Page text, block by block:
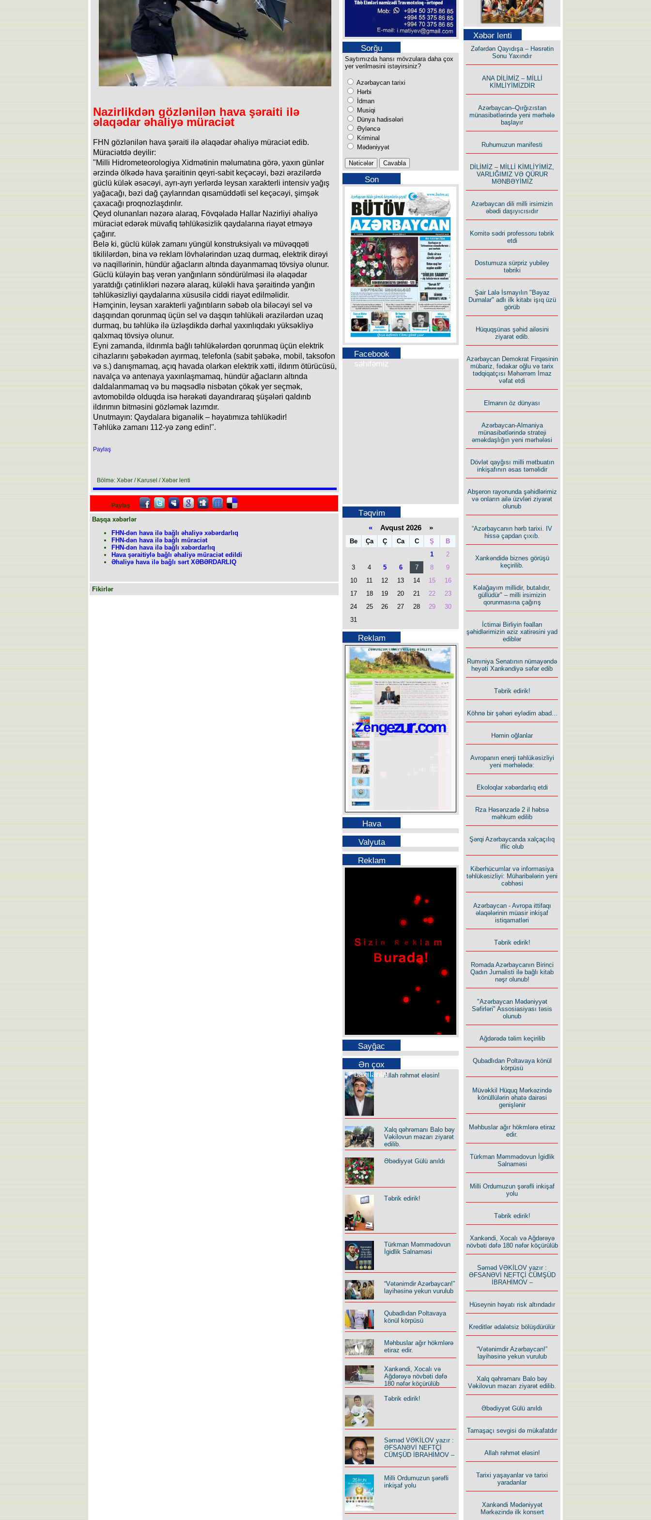
Nazirlikdən gözlənilən hava şəraiti ilə
əlaqədar əhaliyə müraciət
FHN gözlənilən hava şəraiti ilə əlaqədar əhaliyə müraciət edib.
Müraciətdə deyilir:
"Milli Hidrometeorologiya Xidmətinin məlumatına görə, yaxın günlər
ərzində ölkədə hava şəraitinin qeyri-sabit keçəcəyi, bəzi ərazilərdə
güclü külək əsəcəyi, ayrı-ayrı yerlərdə leysan xarakterli intensiv yağış
yağacağı, bəzi dağ çaylarından qısamüddətli sel keçəcəyi, şimşək
çaxacağı proqnozlaşdırılır.
Qeyd olunanları nəzərə alaraq, Fövqəladə Hallar Nazirliyi əhaliyə
müraciət edərək müvafiq təhlükəsizlik qaydalarına riayət etməyə
çağırır.
Belə ki, güclü külək zamanı yüngül konstruksiyalı və müvəqqəti
tikililərdən, bina və reklam lövhələrindən uzaq durmaq, elektrik dirəyi
və naqillərinin, hündür ağacların altında dayanmamaq tövsiyə olunur.
Güclü küləyin baş verən yanğınların söndürülməsi ilə əlaqədar
yaratdığı çətinlikləri nəzərə alaraq, küləkli hava şəraitində yanğın
təhlükəsizliyi qaydalarına xüsusilə ciddi riayət edilməlidir.
Həmçinin, leysan xarakterli yağıntıların səbəb ola biləcəyi sel və
daşqından qorunmaq üçün sel və daşqın təhlükəli ərazilərdən uzaq
durmaq, bu təhlükə ilə üzləşdikdə dərhal yaxınlıqdakı yüksəkliyə
qalxmaq tövsiyə olunur.
Eyni zamanda, ildırımla bağlı təhlükələrdən qorunmaq üçün elektrik
cihazlarını şəbəkədən ayırmaq, telefonla (sabit şəbəkə, mobil, taksofon
və s.) danışmamaq, açıq havada olarkən elektrik xətti, ildırım ötürücüsü,
navalça və antenaya yaxınlaşmamaq, hündür ağacların altında
daldalanmamaq və bu məqsədlə nisbətən çökək yer seçmək,
avtomobildə olduqda isə hərəkəti dayandıraraq şüşələri qaldırıb
ildırımın bitməsini gözləmək lazımdır.
Unutmayın: Qaydalara biganəlik – həyatımıza təhlükədir!
Təhlükə zamanı 112-yə zəng edin!".
Paylaş
Bölmə: Xəbər / Karusel / Xəbər lenti
Paylaş
Başqa xəbərlər
FHN-dən hava ilə bağlı əhaliyə xəbərdarlıq
FHN-dən hava ilə bağlı müraciət
FHN-dən hava ilə bağlı xəbərdarlıq
Hava şəraitiylə bağlı əhaliyə müraciət edildi
Əhaliyə hava ilə bağlı sərt XƏBƏRDARLIQ
Fikirlər
Sorğu
Saytımızda hansı mövzulara daha çox
yer verilməsini istəyirsiniz?
Azərbaycan tarixi
Hərbi
İdman
Musiqi
Dünya hadisələri
Əyləncə
Kriminal
Mədəniyyət
Son
buraxılışımız
Facebook
səhifəmiz
Təqvim
«Avqust 2026 »
Be Ça Ç Ca C Ş
B
1
2
3
4 5 6 7 8
9
10
11 12 13 14 15
16
17
18 19 20 21 22
23
24
25 26 27 28 29
30
31
Reklam
Hava
Valyuta
Reklam
Sayğac
Ən çox
baxılanlarAllah rəhmət eləsin!
Xalq qəhrəmanı Balo bəy
Vəkilovun məzarı ziyarət
edilib.
Əbədiyyət Gülü anıldı
Təbrik edirik!
Türkman Məmmədovun
İgidlik Salnaməsi
“Vətənimdir Azərbaycan!”
layihəsinə yekun vurulub
Qubadlıdan Poltavaya
könül körpüsü
Məhbuslar ağır hökmlərə
etiraz edir.
Xankəndi, Xocalı və
Ağdərəyə növbəti dəfə
180 nəfər köçürülüb
Təbrik edirik!
Səməd VƏKİLOV yazır :
ƏFSANƏVİ NEFTÇİ
CÜMŞÜD İBRAHİMOV –
Milli Ordumuzun şərəfli
inkişaf yolu
Səfər Alışarlı yazır
Rusiyanın süqutunu qaçılmaz
edən beş şərt
Xəbər lenti
Zəfərdən Qayıdışa – Həsrətin
Sonu Yaxındır
ANA DİLİMİZ – MİLLİ
KİMLİYİMİZDİR
Azərbaycan–Qırğızıstan
münasibətlərində yeni mərhələ
başlayır
Ruhumuzun manifesti
DİLİMİZ – MİLLİ KİMLİYİMİZ,
VARLIĞIMIZ VƏ QÜRUR
MƏNBƏYİMİZ
Azərbaycan dili milli irsimizin
əbədi daşıyıcısıdır
Komitə sədri professoru təbrik
etdi
Dostumuza sürpriz yubiley
təbriki
Şair Lalə İsmayılın "Bəyaz
Durnalar" adlı ilk kitabı işıq üzü
görüb
Hüquqşünas şəhid ailəsini
ziyarət edib.
Azərbaycan Demokrat Firqəsinin
mübariz, fədakar oğlu və tarix
tədqiqatçısı Məhərrəm İmaz
vəfat etdi
Elmanın öz dünyası
Azərbaycan-Almaniya
münasibətlərində strateji
əməkdaşlığın yeni mərhələsi
Dövlət qayğısı milli mətbuatın
inkişafının əsas təməlidir
Abşeron rayonunda şəhidlərimiz
və onların ailə üzvləri ziyarət
olunub
“Azərbaycanın hərb tarixi. IV
hissə çapdan çıxıb.
Xankəndidə biznes görüşü
keçirilib.
Kəlağayım millidir, butalıdır,
güllüdür" – milli irsimizin
qorunmasına çağırış
İctimai Birliyin fəalları
şəhidlərimizin əziz xatirəsini yad
ediblər
Rumıniya Senatının nümayəndə
heyəti Xankəndiyə səfər edib
Təbrik edirik!
Köhnə bir şəhəri eylədim abad...
Həmin oğlanlar
Avropanın enerji təhlükəsizliyi
yeni mərhələdə:
Ekoloqlar xəbərdarlıq etdi
Rza Həsənzadə 2 il həbsə
məhkum edilib
Şərqi Azərbaycanda xalçaçılıq
iflic olub
Kiberhücumlar və informasiya
təhlükəsizliyi: Müharibələrin yeni
cəbhəsi
Azərbaycan - Avropa ittifaqı
əlaqələrinin müasir inkişaf
istiqamatləri
Təbrik edirik!
Romada Azərbaycanın Birinci
Qadın Jurnalisti ilə bağlı kitab
nəşr olunub!
"Azərbaycan Mədəniyyət
Səfirləri" Assosiasiyası təsis
olunub
Ağdərədə təlim keçirilib
Qubadlıdan Poltavaya könül
körpüsü
Müvəkkil Hüquq Mərkəzində
könüllülərin əhatə dairəsi
genişlənir
Məhbuslar ağır hökmlərə etiraz
edir.
Türkman Məmmədovun İgidlik
Salnaməsi
Milli Ordumuzun şərəfli inkişaf
yolu
Təbrik edirik!
Xankəndi, Xocalı və Ağdərəyə
növbəti dəfə 180 nəfər köçürülüb
Səməd VƏKİLOV yazır :
ƏFSANƏVİ NEFTÇİ CÜMŞÜD
İBRAHİMOV –
Hüseynin həyatı risk altındadır
Kreditlər ədalətsiz bölüşdürülür
“Vətənimdir Azərbaycan!”
layihəsinə yekun vurulub
Xalq qəhrəmanı Balo bəy
Vəkilovun məzarı ziyarət edilib.
Əbədiyyət Gülü anıldı
Tamaşaçı sevgisi də mükafatdır
Allah rəhmət eləsin!
Tarixi yaşayanlar və tarixi
yaradanlar
Xankəndi Mədəniyyət
Mərkəzində ilk konsert